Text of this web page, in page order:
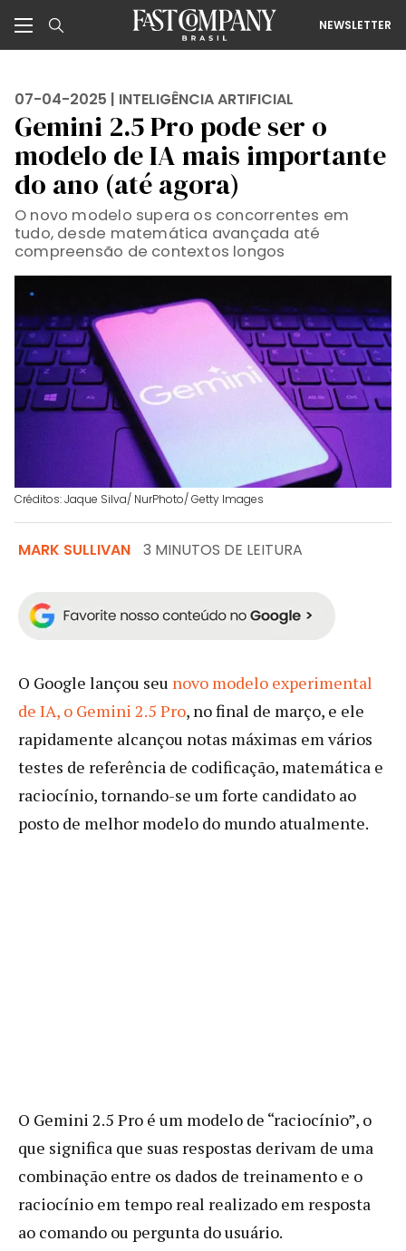
NEWSLETTER
07-04-2025 | INTELIGÊNCIA ARTIFICIAL
Gemini 2.5 Pro pode ser o
modelo de IA mais importante
do ano (até agora)
O novo modelo supera os concorrentes em
tudo, desde matemática avançada até
compreensão de contextos longos
Créditos: Jaque Silva/ NurPhoto/ Getty Images
MARK SULLIVAN 3 MINUTOS DE LEITURA
O Google lançou seu novo modelo experimental
de IA, o Gemini 2.5 Pro, no final de março, e ele
rapidamente alcançou notas máximas em vários
testes de referência de codificação, matemática e
raciocínio, tornando-se um forte candidato ao
posto de melhor modelo do mundo atualmente.
O Gemini 2.5 Pro é um modelo de “raciocínio”, o
que significa que suas respostas derivam de uma
combinação entre os dados de treinamento e o
raciocínio em tempo real realizado em resposta
ao comando ou pergunta do usuário.